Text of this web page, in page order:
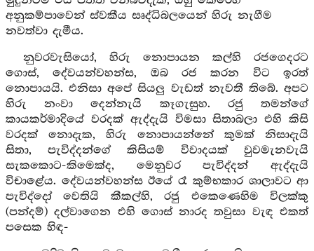
අනුකම්පාවෙන් ස්වකීය සෘද්ධිබලයෙන් හිරු නැගීම
නවත්වා දැමීය.
නුවරවැසියෝ, හිරු නොපායන කල්හි රජගෙදරට
ගොස්, දේවයන්වහන්ස, ඔබ රජ කරන විට ඉරත්
නොපායයි. එනිසා අපේ සියලු වැඩත් නැවතී තිබේ. අපට
හිරු නංවා දෙන්නැයි කෑගැසුහ. රජු තමන්ගේ
කායකර්මාදියේ වරදක් ඇද්දැයි විමසා සිතාබලා එහි කිසි
වරදක් නොදැක, හිරු නොපායන්නේ කුමක් නිසාදැයි
සිතා, පැවිද්දන්ගේ කිසියම් විවාදයක් වුවමැනවැයි
සැකකොට-කිමෙක්ද, මෙනුවර පැවිද්දන් ඇද්දැයි
විචාළේය. දේවයන්වහන්ස ඊයේ රෑ කුම්භකාර ශාලාවට ආ
පැවිද්දෝ වෙතියි කීකල්හි, රජු එකෙණෙහිම විලක්කු
(පන්දම්) දල්වාගෙන එහි ගොස් නාරද තවුසා වැඳ එකත්
පසෙක හිඳ-